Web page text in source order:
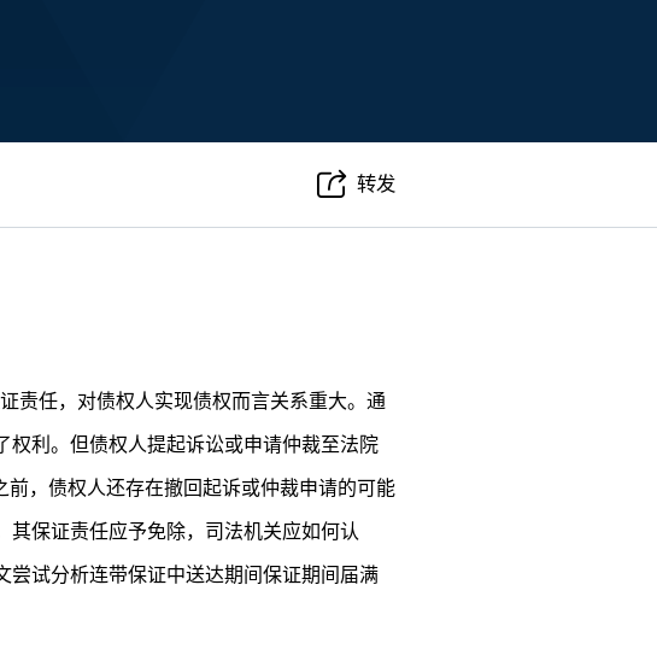
转发
责任，对债权人实现债权而言关系重大。通
权利。但债权人提起诉讼或申请仲裁至法院
，债权人还存在撤回起诉或仲裁申请的可能
保证责任应予免除，司法机关应如何认
尝试分析连带保证中送达期间保证期间届满